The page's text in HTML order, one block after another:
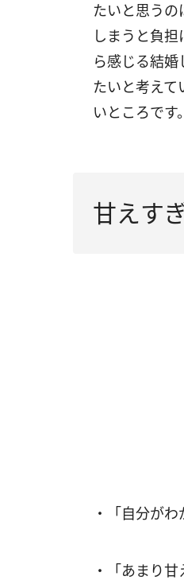
たいと思うの
しまうと負
ら感じる結
たいと考えて
いところです。
甘えす
・「自分が
・「あまり